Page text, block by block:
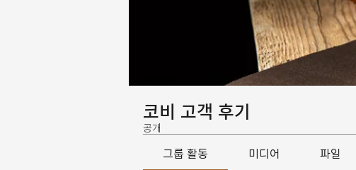
코비 고객 후기
공개
그룹 활동 미디어 파일